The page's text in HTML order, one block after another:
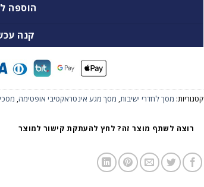
הוספה
קנה
קטגוריות: מסך לחדרי ישיבות, מסך מגע אינטראקטיבי אופטימה,
רוצה לשתף מוצר זה? לחץ להעתקת קישור למוצר